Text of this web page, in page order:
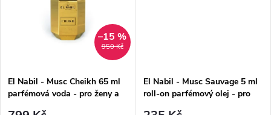
950 Kč
–15 %
El Nabil - Musc Cheikh 65 ml
parfémová voda - pro ženy a
El Nabil - Musc Sauvage 5 ml
roll-on parfémový olej - pro